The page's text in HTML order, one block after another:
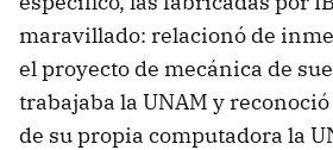
maravillado: relacionó de
el proyecto de mecánica de
trabajaba la UNAM y
de su propia computadora la